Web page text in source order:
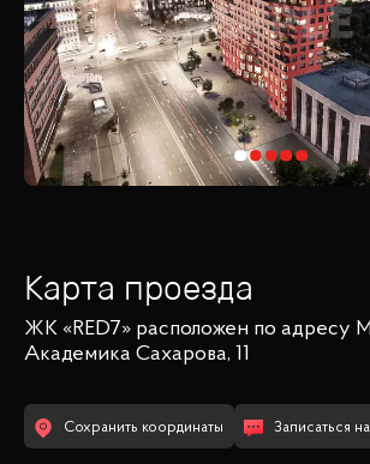
Карта проезда
ЖК «RED7» расположен по адресу
Академика Сахарова, 11
Сохранить координаты Записаться